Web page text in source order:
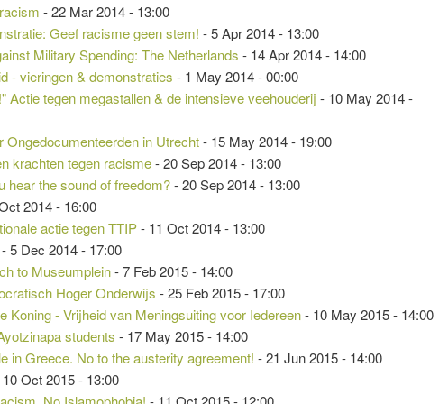
- 22 Mar 2014 - 13:00
Geef racisme geen stem! - 5 Apr 2014 - 13:00
Military Spending: The Netherlands - 14 Apr 2014 - 14:00
- vieringen & demonstraties - 1 May 2014 - 00:00
Actie tegen megastallen & de intensieve veehouderij - 10 May 2014 -
Ongedocumenteerden in Utrecht- 15 May 2014 - 19:00
krachten tegen racisme- 20 Sep 2014 - 13:00
hear the sound of freedom?- 20 Sep 2014 - 13:00
2014 - 16:00
actie tegen TTIP- 11 Oct 2014 - 13:00
- 5 Dec 2014 - 17:00
to Museumplein- 7 Feb 2015 - 14:00
Hoger Onderwijs - 25 Feb 2015 - 17:00
Koning - Vrijheid van Meningsuiting voor Iedereen- 10 May 2015 - 14:00
students - 17 May 2015 - 14:00
in Greece. No to the austerity agreement! - 21 Jun 2015 - 14:00
Oct 2015 - 13:00